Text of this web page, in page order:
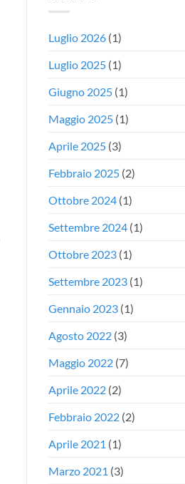
Luglio 2026(1)
Luglio 2025(1)
Giugno 2025(1)
Maggio 2025(1)
Aprile 2025(3)
Febbraio 2025(2)
Ottobre 2024(1)
Settembre 2024(1)
Ottobre 2023(1)
Settembre 2023(1)
Gennaio 2023(1)
Agosto 2022(3)
Maggio 2022(7)
Aprile 2022(2)
Febbraio 2022(2)
Aprile 2021 (1)
Marzo 2021 (3)